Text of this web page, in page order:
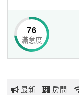
網
玩
76
滿意度
最新 房間